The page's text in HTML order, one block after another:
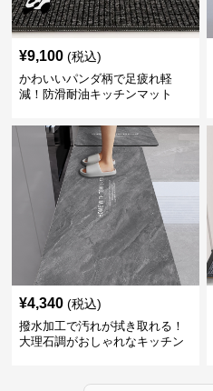
¥9,100 (税込)
かわいいパンダ柄で足疲れ軽
減！防滑耐油キッチンマット
¥4,340 (税込)
撥水加工で汚れが拭き取れる！
大理石調がおしゃれなキッチン